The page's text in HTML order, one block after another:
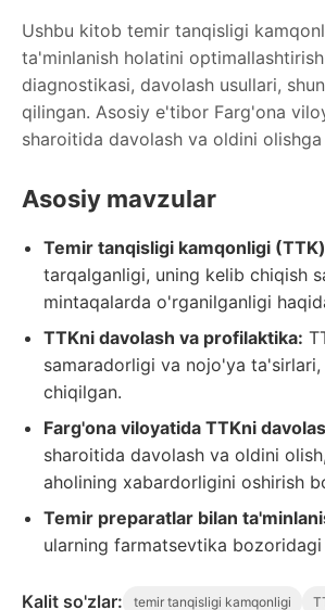
Ushbu kitob temir tanqisligi
ta'minlanish holatini
diagnostikasi, davolash usullari,
qilingan. Asosiy e'tibor Farg'ona
sharoitida davolash va oldini
Asosiy mavzular
Temir tanqisligi kamqonligi
tarqalganligi, uning kelib chiqish
mintaqalarda o'rganilganligi
TTKni davolash va profilaktika:
samaradorligi va nojo'ya
chiqilgan.
Farg'ona viloyatida TTKni
sharoitida davolash va oldini
aholining xabardorligini oshirish
Temir preparatlar bilan
ularning farmatsevtika
Kalit so'zlar: temir tanqisligi kamqonligi